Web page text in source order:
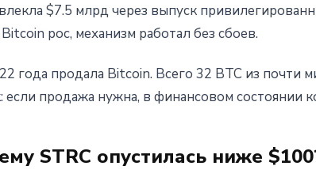
$7.5 млрд через выпуск
рос, механизм работал без сбоев.
года продала Bitcoin. Всего 32 BTC из почти
продажа нужна, в финансовом состоянии
STRC опустилась ниже